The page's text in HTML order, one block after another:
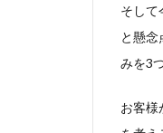
5
日
一
頼
度
そして
と懸
みを3
お客様